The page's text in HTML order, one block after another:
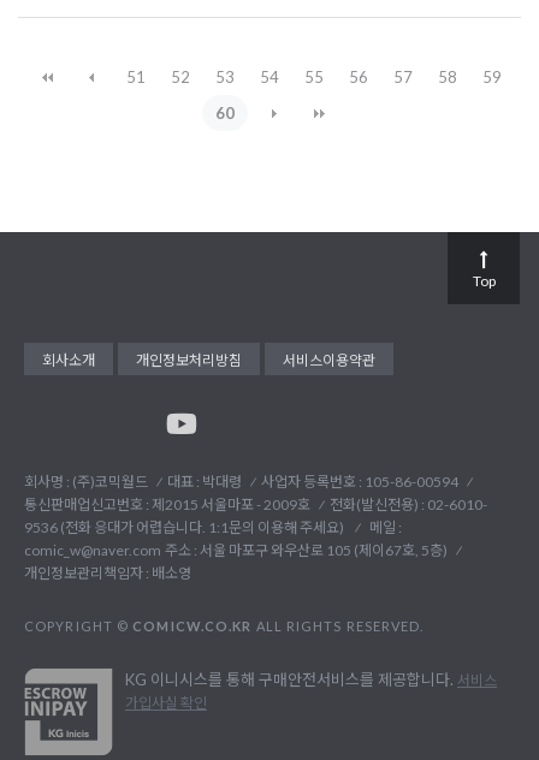
51 52 53 54 55 56 57 58
59
60
회사소개 개인정보처리방침 서비스이용약관
회사명 : (주)코믹월드 대표 : 박대령
사업자 등록번호 : 105-86-00594
통신판매업신고번호 : 제2015 서울마포 - 2009호
전화(발신전용) : 02-6010-
9536 (전화 응대가 어렵습니다. 1:1문의 이용해 주세요)
메일 :
comic_w@naver.com 주소 : 서울 마포구 와우산로 105 (제이67호, 5층)
개인정보관리책임자 : 배소영
COPYRIGHT © COMICW.CO.KR ALL RIGHTS RESERVED.
KG 이니시스를 통해 구매안전서비스를 제공합니다. 서비스
가입사실 확인
Top